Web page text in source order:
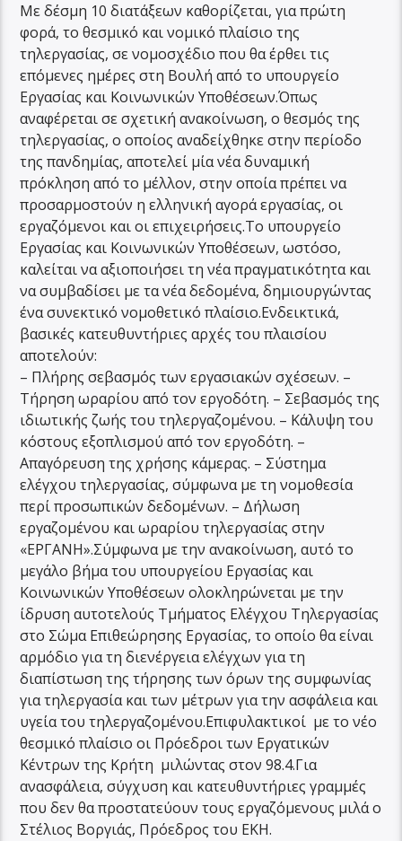
Με δέσμη 10 διατάξεων καθορίζεται, για πρώτη
φορά, το θεσμικό και νομικό πλαίσιο της
τηλεργασίας, σε νομοσχέδιο που θα έρθει τις
επόμενες ημέρες στη Βουλή από το υπουργείο
Εργασίας και Κοινωνικών Υποθέσεων.Όπως
αναφέρεται σε σχετική ανακοίνωση, ο θεσμός της
τηλεργασίας, ο οποίος αναδείχθηκε στην περίοδο
της πανδημίας, αποτελεί μία νέα δυναμική
πρόκληση από το μέλλον, στην οποία πρέπει να
προσαρμοστούν η ελληνική αγορά εργασίας, οι
εργαζόμενοι και οι επιχειρήσεις.Το υπουργείο
Εργασίας και Κοινωνικών Υποθέσεων, ωστόσο,
καλείται να αξιοποιήσει τη νέα πραγματικότητα και
να συμβαδίσει με τα νέα δεδομένα, δημιουργώντας
ένα συνεκτικό νομοθετικό πλαίσιο.Ενδεικτικά,
βασικές κατευθυντήριες αρχές του πλαισίου
αποτελούν:
– Πλήρης σεβασμός των εργασιακών σχέσεων. –
Τήρηση ωραρίου από τον εργοδότη. – Σεβασμός της
ιδιωτικής ζωής του τηλεργαζομένου. – Κάλυψη του
κόστους εξοπλισμού από τον εργοδότη. –
Απαγόρευση της χρήσης κάμερας. – Σύστημα
ελέγχου τηλεργασίας, σύμφωνα με τη νομοθεσία
περί προσωπικών δεδομένων. – Δήλωση
εργαζομένου και ωραρίου τηλεργασίας στην
«ΕΡΓΑΝΗ».Σύμφωνα με την ανακοίνωση, αυτό το
μεγάλο βήμα του υπουργείου Εργασίας και
Κοινωνικών Υποθέσεων ολοκληρώνεται με την
ίδρυση αυτοτελούς Τμήματος Ελέγχου Τηλεργασίας
στο Σώμα Επιθεώρησης Εργασίας, το οποίο θα είναι
αρμόδιο για τη διενέργεια ελέγχων για τη
διαπίστωση της τήρησης των όρων της συμφωνίας
για τηλεργασία και των μέτρων για την ασφάλεια και
υγεία του τηλεργαζομένου.Επιφυλακτικοί με το νέο
θεσμικό πλαίσιο οι Πρόεδροι των Εργατικών
Κέντρων της Κρήτη μιλώντας στον 98.4.Για
ανασφάλεια, σύγχυση και κατευθυντήριες γραμμές
που δεν θα προστατεύουν τους εργαζόμενους μιλά ο
Στέλιος Βοργιάς, Πρόεδρος του ΕΚΗ.